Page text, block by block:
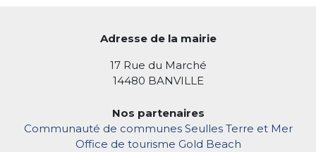
Adresse de la mairie
17 Rue du Marché
14480 BANVILLE
Nos partenaires
Communauté de communes Seulles Terre et Mer
Office de tourisme Gold Beach